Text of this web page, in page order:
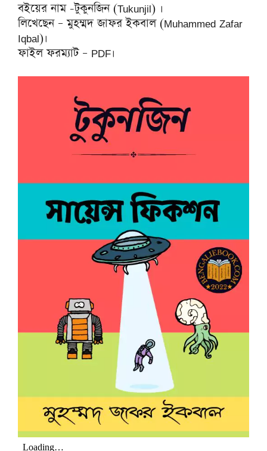
বইয়ের নাম -টুকুনজিন (Tukunjil) ।
লিখেছেন – মুহম্মদ জাফর ইকবাল (Muhammed Zafar
Iqbal)।
ফাইল ফরম্যাট – PDF।